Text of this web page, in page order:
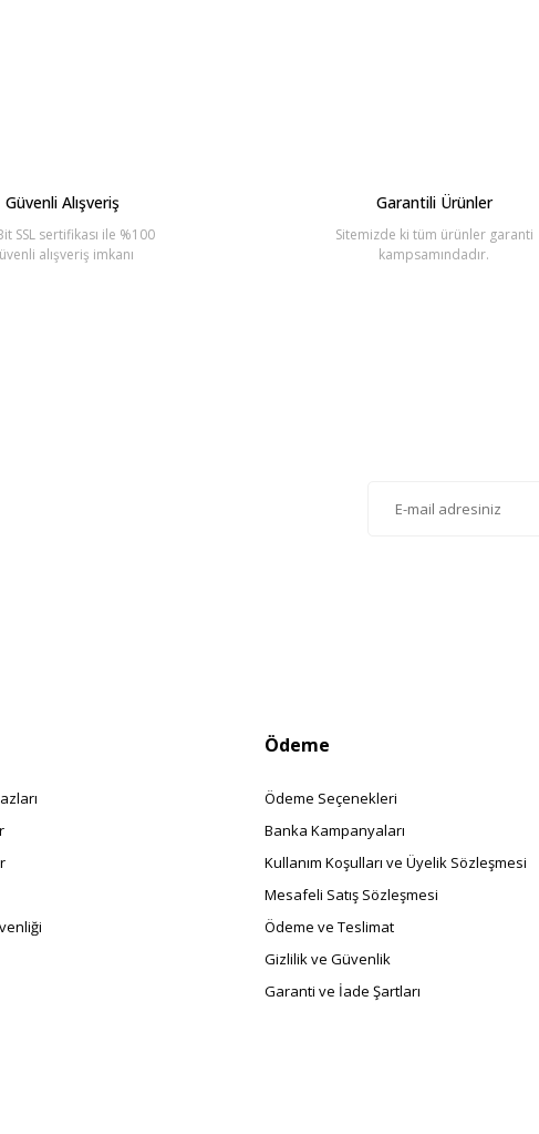
Güvenli Alışveriş
SSL sertifikası ile %100
alışveriş imkanı
Garantili Ürünler
Sitemizde ki tüm ürünler garanti
kampsamındadır.
Ödeme
Ödeme Seçenekleri
Banka Kampanyaları
Kullanım Koşulları ve Üyelik Sözleşmesi
Mesafeli Satış Sözleşmesi
Ödeme ve Teslimat
Gizlilik ve Güvenlik
Garanti ve İade Şartları